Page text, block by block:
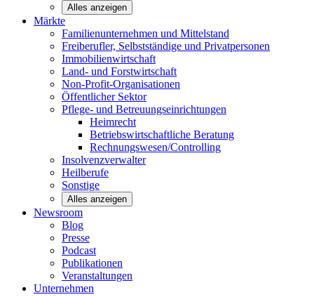
Alles anzeigen
Märkte
Familienunternehmen und Mittelstand
Freiberufler, Selbstständige und Privatpersonen
Immobilienwirtschaft
Land- und Forstwirtschaft
Non-Profit-Organisationen
Öffentlicher Sektor
Pflege- und Betreuungseinrichtungen
Heimrecht
Betriebswirtschaftliche Beratung
Rechnungswesen/Controlling
Insolvenzverwalter
Heilberufe
Sonstige
Alles anzeigen
Newsroom
Blog
Presse
Podcast
Publikationen
Veranstaltungen
Unternehmen